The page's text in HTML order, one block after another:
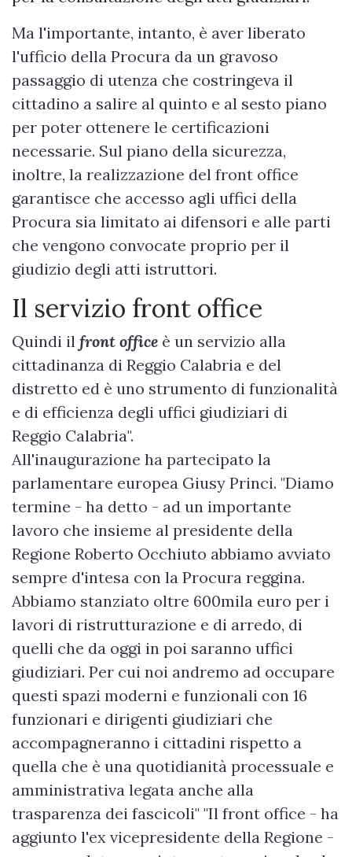
Ma l'importante, intanto, è aver liberato
l'ufficio della Procura da un gravoso
passaggio di utenza che costringeva il
cittadino a salire al quinto e al sesto piano
per poter ottenere le certificazioni
necessarie. Sul piano della sicurezza,
inoltre, la realizzazione del front office
garantisce che accesso agli uffici della
Procura sia limitato ai difensori e alle parti
che vengono convocate proprio per il
giudizio degli atti istruttori.
Il servizio front office
Quindi il front office è un servizio alla
cittadinanza di Reggio Calabria e del
distretto ed è uno strumento di funzionalità
e di efficienza degli uffici giudiziari di
Reggio Calabria".
All'inaugurazione ha partecipato la
parlamentare europea Giusy Princi. "Diamo
termine - ha detto - ad un importante
lavoro che insieme al presidente della
Regione Roberto Occhiuto abbiamo avviato
sempre d'intesa con la Procura reggina.
Abbiamo stanziato oltre 600mila euro per i
lavori di ristrutturazione e di arredo, di
quelli che da oggi in poi saranno uffici
giudiziari. Per cui noi andremo ad occupare
questi spazi moderni e funzionali con 16
funzionari e dirigenti giudiziari che
accompagneranno i cittadini rispetto a
quella che è una quotidianità processuale e
amministrativa legata anche alla
trasparenza dei fascicoli" "Il front office - ha
aggiunto l'ex vicepresidente della Regione -